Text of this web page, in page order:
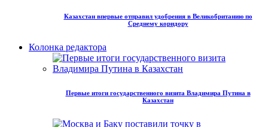
Казахстан впервые отправил удобрения в Великобританию по
Среднему коридору
Колонка редактора
Первые итоги государственного визита Владимира Путина в
Казахстан